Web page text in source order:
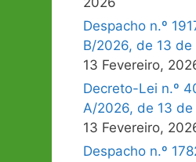
Despacho n.º
B/2026, de 13
13 Fevereiro,
Decreto-Lei n.º
A/2026, de 13
13 Fevereiro,
Despacho n.º